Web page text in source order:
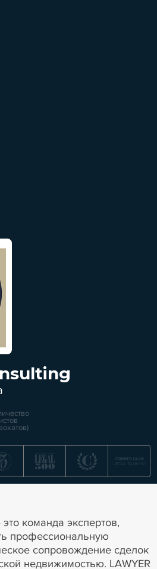
команда экспертов,
профессиональную
сопровождение сделок
недвижимостью. LAWYER